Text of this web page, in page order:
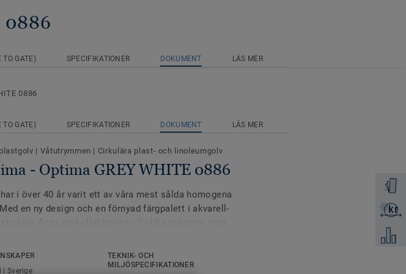
0886
TO GATE) SPECIFIKATIONER DOKUMENT LÄS MER
Beställ
kr
Jämför
0886
TO GATE) SPECIFIKATIONER DOKUMENT LÄS MER
| Våtutrymmen | Cirkulära plast- och linoleumgolv
- Optima GREY WHITE 0886
i över 40 år varit ett av våra mest sålda homogena
en ny design och en förnyad färgpalett i akvarell-
Optima är känd för sin PUR-yta som tydligt förlänger
och slitstyrkan och golvet är designat för att kunna
med våra iQ Granit och iQ Eminent-kollektioner.
i Sverige
TEKNIK- OCH
MILJÖSPECIFIKATIONER